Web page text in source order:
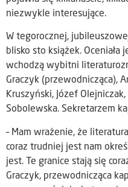
niezwykle interesujące.
W tegorocznej,
blisko sto książek. Oceniała
wchodzą wybitni
Graczyk (przewodnicząca),
Kruszyński, Józef
Sobolewska. Sekretarzem
– Mam wrażenie, że
coraz trudniej jest nam
jest. Te granice stają się
Graczyk, przewodnicząca